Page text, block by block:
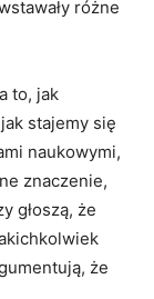
różne
to, jak
stajemy się
naukowymi,​
znaczenie,
głoszą,​ że
że